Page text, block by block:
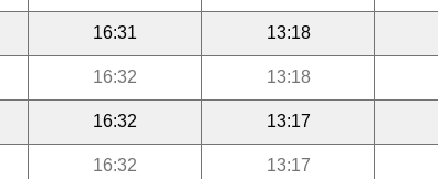
13:18
16:31
13:18
16:32
13:17
16:32
13:17
16:32